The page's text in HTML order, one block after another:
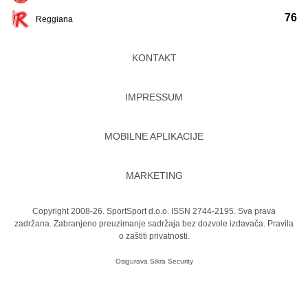
Reggiana 76
KONTAKT
IMPRESSUM
MOBILNE APLIKACIJE
MARKETING
Copyright 2008-26. SportSport d.o.o. ISSN 2744-2195. Sva prava
zadržana. Zabranjeno preuzimanje sadržaja bez dozvole izdavača. Pravila
o zaštiti privatnosti.
Osigurava Sikra Security